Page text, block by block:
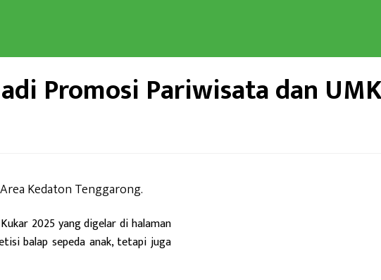
Promosi Pariwisata dan
Kedaton Tenggarong.
2025 yang digelar di halaman
balap sepeda anak, tetapi juga